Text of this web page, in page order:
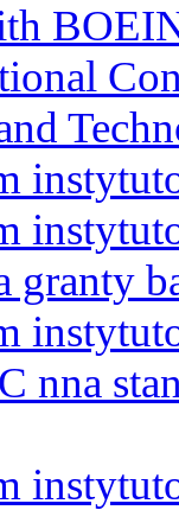
granty
nna